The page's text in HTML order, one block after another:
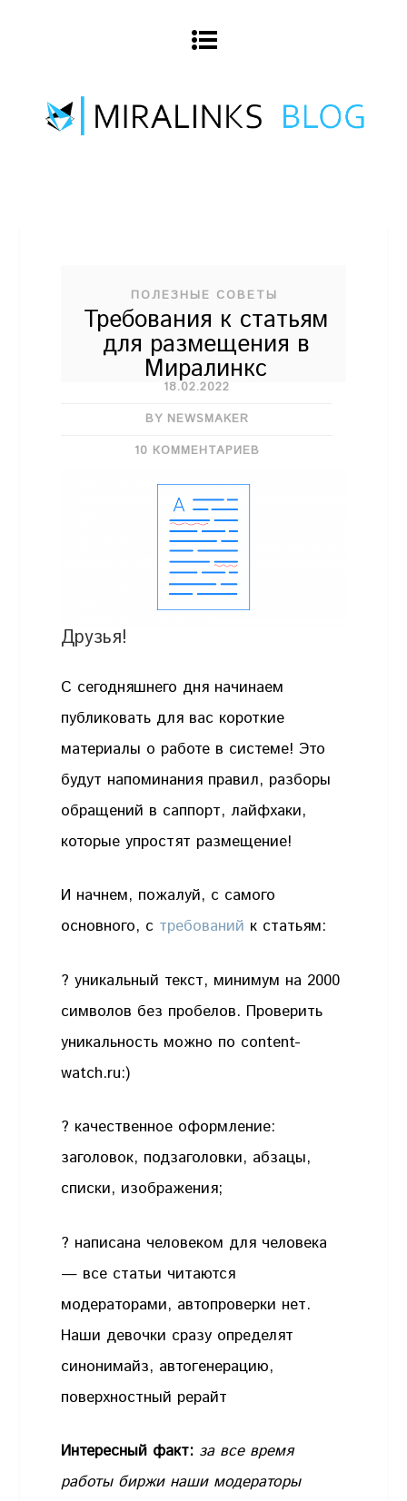
ПОЛЕЗНЫЕ СОВЕТЫ
Требования к статьям
для размещения в
Миралинкс
18.02.2022
BY NEWSMAKER
10 КОММЕНТАРИЕВ
Друзья!
С сегодняшнего дня начинаем
публиковать для вас короткие
материалы о работе в системе! Это
будут напоминания правил, разборы
обращений в саппорт, лайфхаки,
которые упростят размещение!
И начнем, пожалуй, с самого
основного, с требований к статьям:
? уникальный текст, минимум на 2000
символов без пробелов. Проверить
уникальность можно по content-
watch.ru:)
? качественное оформление:
заголовок, подзаголовки, абзацы,
списки, изображения;
? написана человеком для человека
— все статьи читаются
модераторами, автопроверки нет.
Наши девочки сразу определят
синонимайз, автогенерацию,
поверхностный рерайт
Интересный факт: за все время
работы биржи наши модераторы